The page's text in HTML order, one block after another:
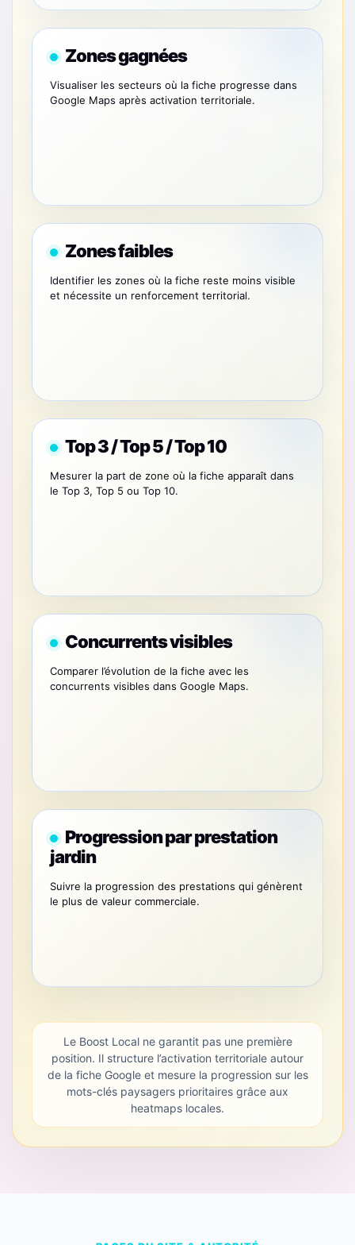
Zones gagnées
Visualiser les secteurs où la fiche progresse dans
Google Maps après activation territoriale.
Zones faibles
Identifier les zones où la fiche reste moins visible
et nécessite un renforcement territorial.
Top 3 / Top 5 / Top 10
Mesurer la part de zone où la fiche apparaît dans
le Top 3, Top 5 ou Top 10.
Concurrents visibles
Comparer l’évolution de la fiche avec les
concurrents visibles dans Google Maps.
Progression par prestation
jardin
Suivre la progression des prestations qui génèrent
le plus de valeur commerciale.
Le Boost Local ne garantit pas une première
position. Il structure l’activation territoriale autour
de la fiche Google et mesure la progression sur les
mots-clés paysagers prioritaires grâce aux
heatmaps locales.